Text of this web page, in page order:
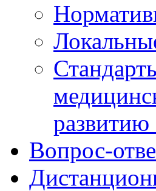
развитию
Вопрос-